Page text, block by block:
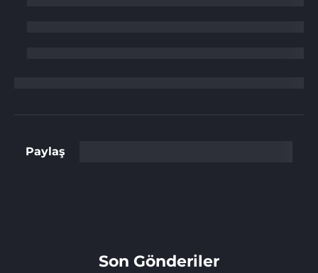
Paylaş
Son Gönderiler